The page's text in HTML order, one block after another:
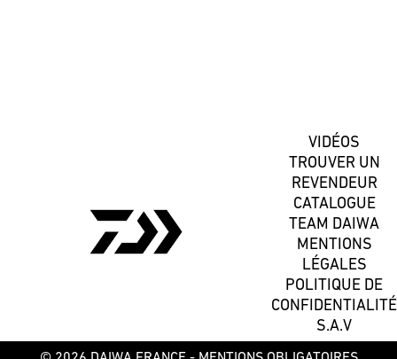
VIDÉOS
TROUVER UN
REVENDEUR
CATALOGUE
TEAM DAIWA
MENTIONS
LÉGALES
POLITIQUE DE
CONFIDENTIALITÉ
S.A.V